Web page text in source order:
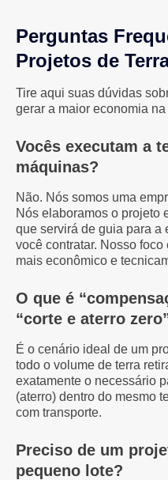
Perguntas
Projetos de
Tire aqui suas dúvidas
gerar a maior economia
Vocês executam a
máquinas?
Não. Nós somos uma
Nós elaboramos o projeto
que servirá de guia para a
você contratar. Nosso
mais econômico e
O que é
“corte e aterro
É o cenário ideal de um
todo o volume de terra
exatamente o necessário
(aterro) dentro do mesmo
com transporte.
Preciso de um
pequeno lote?